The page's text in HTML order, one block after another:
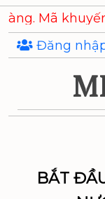
Skip
to
the
content
mãi
Đăng
BẮT